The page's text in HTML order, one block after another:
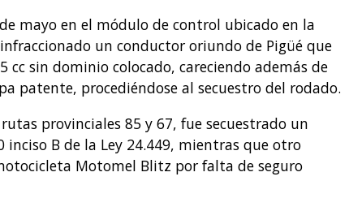
mayo en el módulo de control ubicado en la
un conductor oriundo de Pigüé que
sin dominio colocado, careciendo además de
patente, procediéndose al secuestro del rodado.
provinciales 85 y 67, fue secuestrado un
B de la Ley 24.449, mientras que otro
Motomel Blitz por falta de seguro